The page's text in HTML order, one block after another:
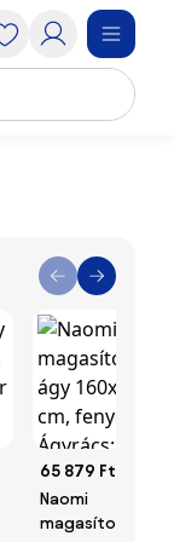
65 879 Ft
Naomi
magasított